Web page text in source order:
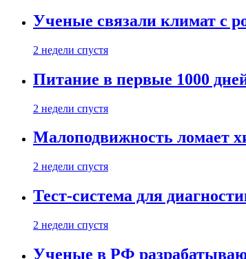
Ученые связали климат с
2 недели спустя
Питание в первые 1000
2 недели спустя
Малоподвижность ломает
2 недели спустя
Тест-система для
2 недели спустя
Ученые в РФ